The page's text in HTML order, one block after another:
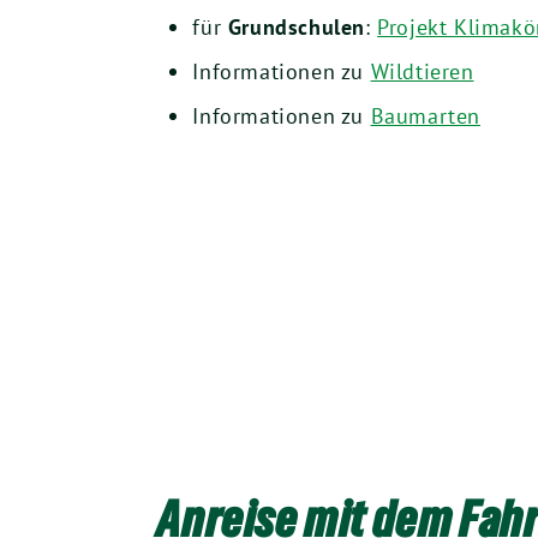
für Grundschulen: Projekt
Informationen zu Wildtieren
Informationen zu Baumarten
Anreise mit dem